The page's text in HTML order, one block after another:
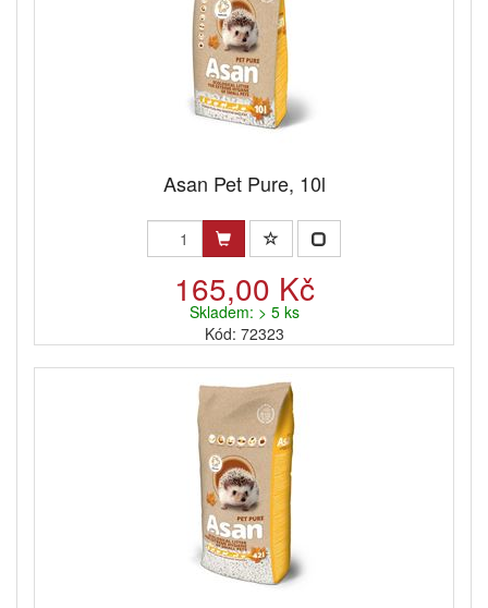
Asan Pet Pure, 10l
165,00 Kč
Skladem: > 5 ks
Kód: 72323